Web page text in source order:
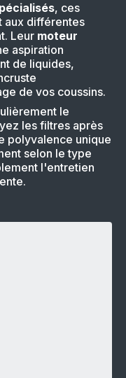
, ces
aux différentes
Leur moteur
aspiration
de liquides,
de vos coussins.
le
les filtres après
polyvalence unique
selon le type
l'entretien